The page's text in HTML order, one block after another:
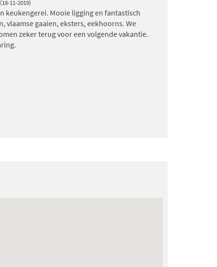
(18-11-2019)
keukengerei. Mooie ligging en fantastisch
vlaamse gaaien, eksters, eekhoorns. We
zeker terug voor een volgende vakantie.